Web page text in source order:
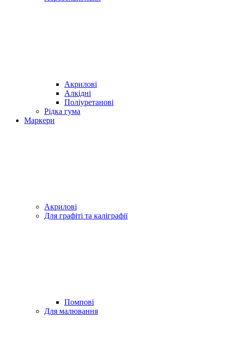
Акрилові
Алкідні
Поліуретанові
Рідка гума
Маркери
Акрилові
Для графіті та каліграфії
Помпові
Для малювання